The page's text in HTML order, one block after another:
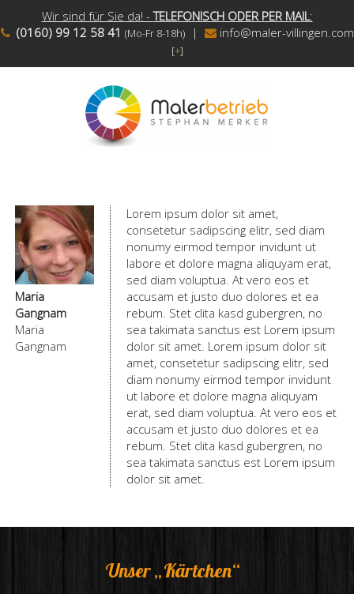
Wir sind für Sie da! -TELEFONISCH ODER PER MAIL:
(0160) 99 12 58 41 (Mo-Fr 8-18h)| info@maler-villingen.com
[+]
Maria
Gangnam
Maria
Gangnam
Lorem ipsum dolor sit amet,
consetetur sadipscing elitr, sed diam
nonumy eirmod tempor invidunt ut
labore et dolore magna aliquyam erat,
sed diam voluptua. At vero eos et
accusam et justo duo dolores et ea
rebum. Stet clita kasd gubergren, no
sea takimata sanctus est Lorem ipsum
dolor sit amet. Lorem ipsum dolor sit
amet, consetetur sadipscing elitr, sed
diam nonumy eirmod tempor invidunt
ut labore et dolore magna aliquyam
erat, sed diam voluptua. At vero eos et
accusam et justo duo dolores et ea
rebum. Stet clita kasd gubergren, no
sea takimata sanctus est Lorem ipsum
dolor sit amet.
Unser „Kärtchen“